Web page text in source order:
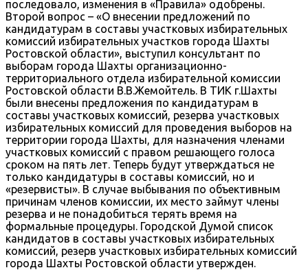
последовало, изменения в «Правила» одобрены.
Второй вопрос – «О внесении предложений по
кандидатурам в составы участковых избирательных
комиссий избирательных участков города Шахты
Ростовской области», выступил консультант по
выборам города Шахты организационно-
территориального отдела избирательной комиссии
Ростовской области В.В.Жемойтель. В ТИК г.Шахты
были внесены предложения по кандидатурам в
составы участковых комиссий, резерва участковых
избирательных комиссий для проведения выборов на
территории города Шахты, для назначения членами
участковых комиссий с правом решающего голоса
сроком на пять лет. Теперь будут утверждаться не
только кандидатуры в составы комиссий, но и
«резервисты». В случае выбывания по объективным
причинам членов комиссии, их место займут члены
резерва и не понадобиться терять время на
формальные процедуры. Городской Думой список
кандидатов в составы участковых избирательных
комиссий, резерв участковых избирательных комиссий
города Шахты Ростовской области утвержден.